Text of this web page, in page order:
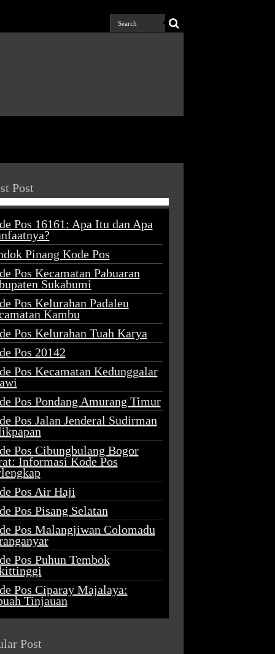
Post
Pos 16161: Apa Itu dan Apa
Pinang Kode Pos
Pos Kecamatan Pabuaran
Sukabumi
Pos Kelurahan Padaleu
Kambu
Pos Kelurahan Tuah Karya
Pos 20142
Pos Kecamatan Kedunggalar
Pos Pondang Amurang Timur
Pos Jalan Jenderal Sudirman
Pos Cibungbulang Bogor
Informasi Kode Pos
Pos Air Haji
Pos Pisang Selatan
Pos Malangjiwan Colomadu
Pos Puhun Tembok
Pos Ciparay Majalaya:
Tinjauan
Post